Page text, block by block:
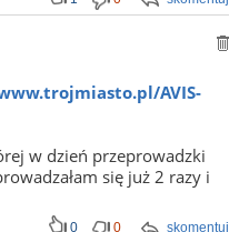
AVIS-
w dzień przeprowadzki
się już 2 razy i
skomentuj
0 0